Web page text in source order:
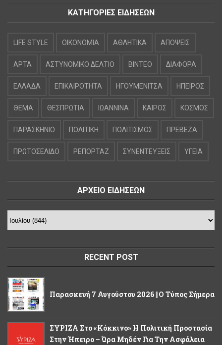
ΚΑΤΗΓΟΡΙΕΣ ΕΙΔΗΣΕΩΝ
LIFE STYLE OIKONOMIA ΑΘΛΗΤΙΚΑ ΑΠΟΨΕΙΣ
ΑΡΤΑ ΑΣΤΥΝΟΜΙΚΟ ΔΕΛΤΙΟ ΒΙΝΤΕΟ ΔΙΑΦΟΡΑ
ΕΛΛΑΔΑ ΕΠΙΚΑΙΡΟΤΗΤΑ ΗΓΟΥΜΕΝΙΤΣΑ ΗΠΕΙΡΟΣ
ΘΕΜΑ ΘΕΣΠΡΩΤΙΑ ΙΩΑΝΝΙΝΑ ΚΑΙΡΟΣ ΚΟΣΜΟΣ
ΠΑΡΑΣΚΗΝΙΟ ΠΟΛΙΤΙΚΗ ΠΟΛΙΤΙΣΜΟΣ ΠΡΕΒΕΖΑ
ΠΡΩΤΟΣΕΛΙΔΟ ΡΕΠΟΡΤΑΖ ΣΥΝΕΝΤΕΥΞΕΙΣ ΥΓΕΙΑ
ΑΡΧΕΙΟ ΕΙΔΗΣΕΩΝ
RECENT POST
Παρασκευή 7 Αυγούστου 2026 ||Ο Τύπος Σήμερα
ΣΥΡΙΖΑ Στο «κόκκινο» Η Πολιτική Προστασία
Στην Ήπειρο – Ώρα Μηδέν Για Την Ασφάλεια